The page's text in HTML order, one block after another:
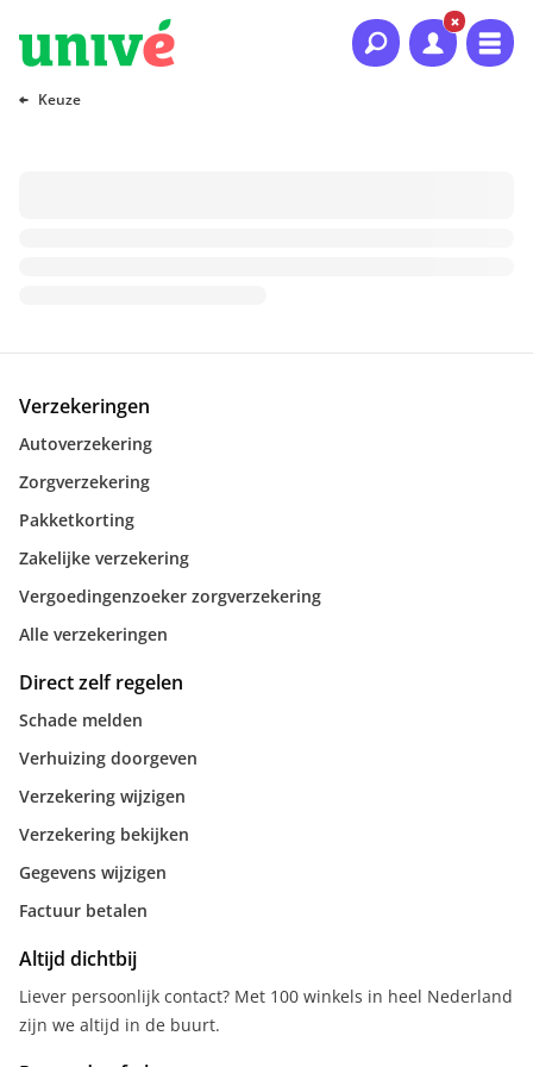
Naar hoofdinhoud
Naar hoofdnavigatie
Naar footer
Keuze
Verzekeringen
Autoverzekering
Zorgverzekering
Pakketkorting
Zakelijke verzekering
Vergoedingenzoeker zorgverzekering
Alle verzekeringen
Direct zelf regelen
Schade melden
Verhuizing doorgeven
Verzekering wijzigen
Verzekering bekijken
Gegevens wijzigen
Factuur betalen
Altijd dichtbij
Liever persoonlijk contact? Met 100 winkels in heel Nederland
zijn we altijd in de buurt.